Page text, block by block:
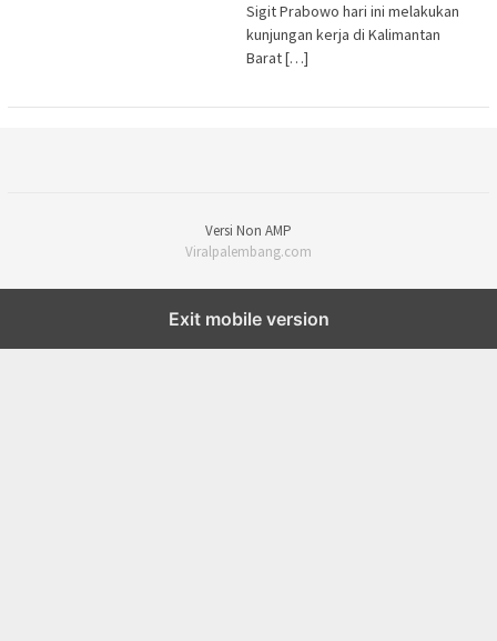
Sigit Prabowo hari ini melakukan
kunjungan kerja di Kalimantan
Barat […]
Versi Non AMP
Viralpalembang.com
Exit mobile version